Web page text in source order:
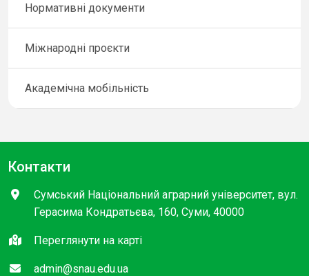
Нормативні документи
Міжнародні проєкти
Академічна мобільність
Контакти
Сумський Національний аграрний університет, вул.
Герасима Кондратьєва, 160, Суми, 40000
Переглянути на карті
admin@snau.edu.ua